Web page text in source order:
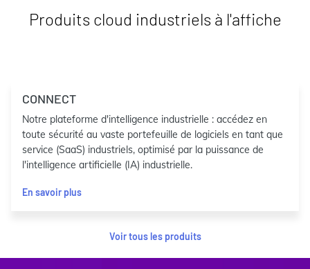
Produits cloud industriels à l'affiche
CONNECT
Notre plateforme d'intelligence industrielle : accédez en
toute sécurité au vaste portefeuille de logiciels en tant que
service (SaaS) industriels, optimisé par la puissance de
l'intelligence artificielle (IA) industrielle.
En savoir plus
Voir tous les produits